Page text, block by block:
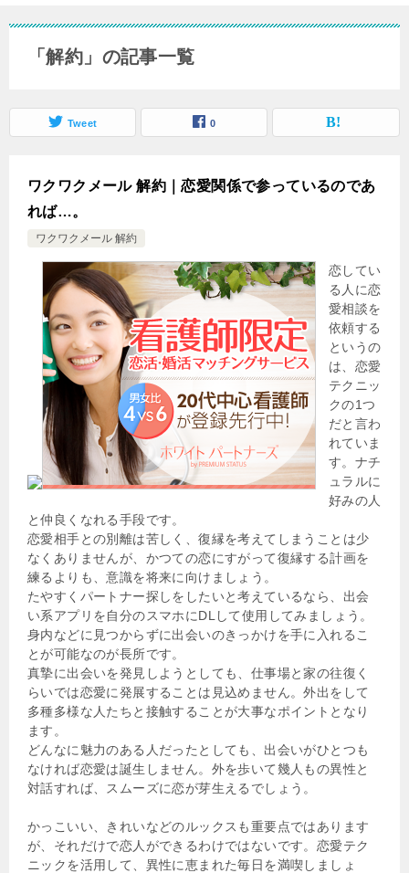
「解約」の記事一覧
Tweet 0
ワクワクメール 解約｜恋愛関係で参っているのであ
れば…。
ワクワクメール 解約
恋してい
る人に恋
愛相談を
依頼する
というの
は、恋愛
テクニッ
クの1つ
だと言わ
れていま
す。ナチ
ュラルに
好みの人
と仲良くなれる手段です。
恋愛相手との別離は苦しく、復縁を考えてしまうことは少
なくありませんが、かつての恋にすがって復縁する計画を
練るよりも、意識を将来に向けましょう。
たやすくパートナー探しをしたいと考えているなら、出会
い系アプリを自分のスマホにDLして使用してみましょう。
身内などに見つからずに出会いのきっかけを手に入れるこ
とが可能なのが長所です。
真摯に出会いを発見しようとしても、仕事場と家の往復く
らいでは恋愛に発展することは見込めません。外出をして
多種多様な人たちと接触することが大事なポイントとなり
ます。
どんなに魅力のある人だったとしても、出会いがひとつも
なければ恋愛は誕生しません。外を歩いて幾人もの異性と
対話すれば、スムーズに恋が芽生えるでしょう。
かっこいい、きれいなどのルックスも重要点ではあります
が、それだけで恋人ができるわけではないです。恋愛テク
ニックを活用して、異性に恵まれた毎日を満喫しましょ